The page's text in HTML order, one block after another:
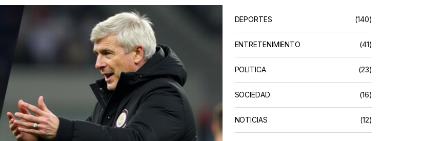
DEPORTES (140)
ENTRETENIMIENTO (41)
POLÍTICA (23)
SOCIEDAD (16)
NOTICIAS (12)